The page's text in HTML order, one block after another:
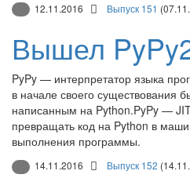
12.11.2016 Выпуск 151
Вышел
PyPy — интерпретатор языка
в начале своего существования
написанным на Python.PyPy —
превращать код на Python в
выполнения программы.
14.11.2016 Выпуск 152